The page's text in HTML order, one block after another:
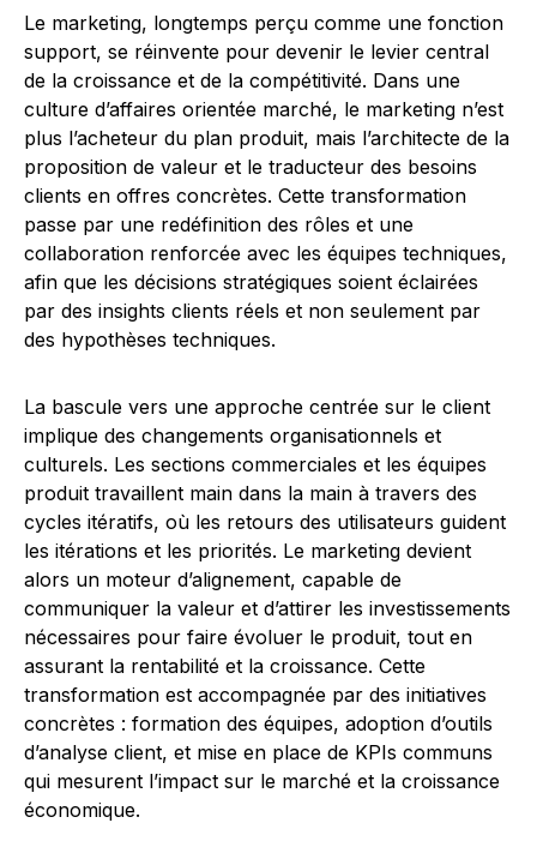
Le marketing, longtemps perçu comme une fonction
support, se réinvente pour devenir le levier central
de la croissance et de la compétitivité. Dans une
culture d’affaires orientée marché, le marketing n’est
plus l’acheteur du plan produit, mais l’architecte de la
proposition de valeur et le traducteur des besoins
clients en offres concrètes. Cette transformation
passe par une redéfinition des rôles et une
collaboration renforcée avec les équipes techniques,
afin que les décisions stratégiques soient éclairées
par des insights clients réels et non seulement par
des hypothèses techniques.
La bascule vers une approche centrée sur le client
implique des changements organisationnels et
culturels. Les sections commerciales et les équipes
produit travaillent main dans la main à travers des
cycles itératifs, où les retours des utilisateurs guident
les itérations et les priorités. Le marketing devient
alors un moteur d’alignement, capable de
communiquer la valeur et d’attirer les investissements
nécessaires pour faire évoluer le produit, tout en
assurant la rentabilité et la croissance. Cette
transformation est accompagnée par des initiatives
concrètes : formation des équipes, adoption d’outils
d’analyse client, et mise en place de KPIs communs
qui mesurent l’impact sur le marché et la croissance
économique.